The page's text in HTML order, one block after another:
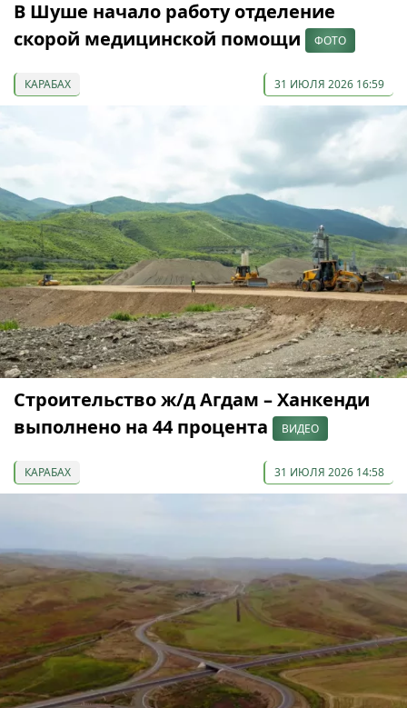
В Шуше начало работу отделение
скорой медицинской помощи
ФОТО
КАРАБАХ 31 ИЮЛЯ 2026 16:59
Строительство ж/д Агдам – Ханкенди
выполнено на 44 процента
ВИДЕО
КАРАБАХ 31 ИЮЛЯ 2026 14:58